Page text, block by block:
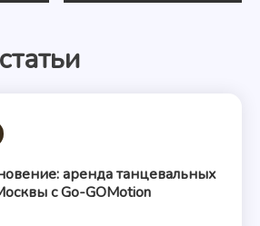
аренда танцевальных
с Go-GOMotion